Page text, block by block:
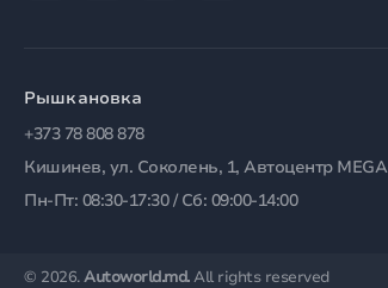
Рышкановка
+373 78 808 878
Кишинев, ул. Соколень, 1, Автоцентр MEGA
Пн-Пт: 08:30-17:30 / Сб: 09:00-14:00
© 2026.Autoworld.md.All rights reserved